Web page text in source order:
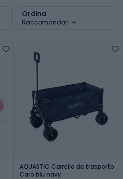
Ordina
Raccomandati
AQUASTIC Carrello da trasporto
Caro blu navy